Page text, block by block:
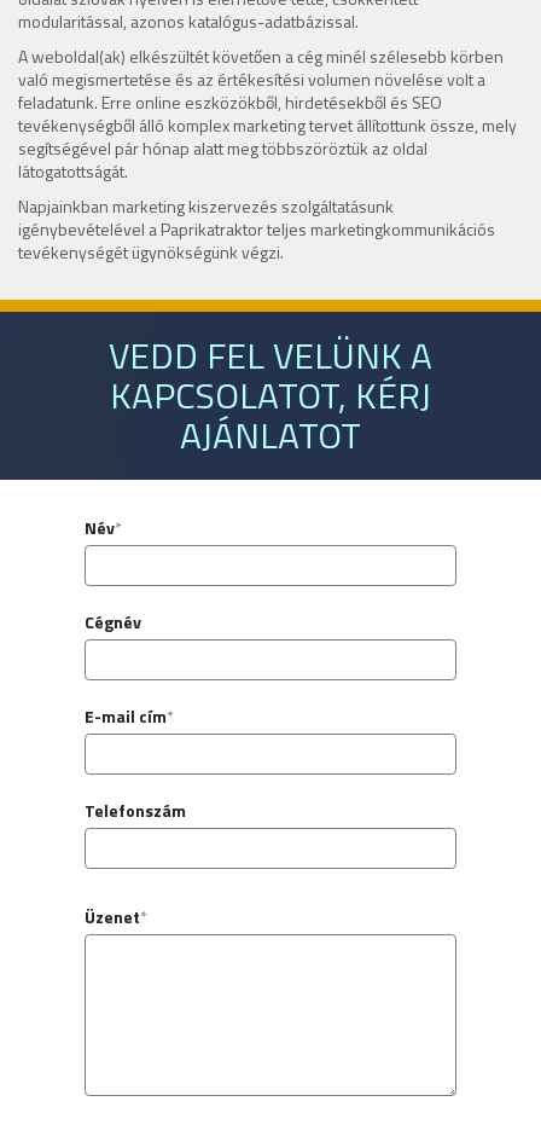
modularitással, azonos katalógus-adatbázissal.
A weboldal(ak) elkészültét követően a cég minél szélesebb körben
való megismertetése és az értékesítési volumen növelése volt a
feladatunk. Erre online eszközökből, hirdetésekből és SEO
tevékenységből álló komplex marketing tervet állítottunk össze, mely
segítségével pár hónap alatt meg többszöröztük az oldal
látogatottságát.
Napjainkban marketing kiszervezés szolgáltatásunk
igénybevételével a Paprikatraktor teljes marketingkommunikációs
tevékenységét ügynökségünk végzi.
VEDD FEL VELÜNK A
KAPCSOLATOT, KÉRJ
AJÁNLATOT
Név*
Cégnév
E-mail cím*
Telefonszám
Üzenet*